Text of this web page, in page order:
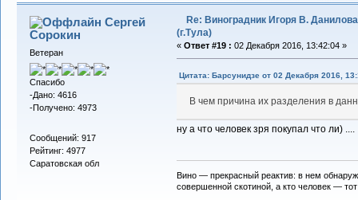
Сергей
Сорокин
Ветеран
Спасибо
-Дано: 4616
-Получено: 4973
Сообщений: 917
Рейтинг: 4977
Саратовская обл
Re: Виноградник Игоря В. Данилова
(г.Тула)
« Ответ #19 : 02 Декабря 2016, 13:42:04 »
Цитата: Барсунидзе от 02 Декабря 2016,
В чем причина их разделения в
ну а что человек зря покупал что ли) ....
Вино — прекрасный реактив: в нем
совершенной скотиной, а кто человек —